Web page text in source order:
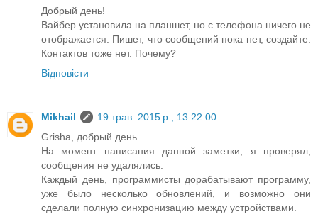
Добрый день!
Вайбер установила на планшет, но с телефона ничего не
отображается. Пишет, что сообщений пока нет, создайте.
Контактов тоже нет. Почему?
Відповісти
Mikhail
19 трав. 2015 р., 13:22:00
Grisha, добрый день.
На момент написания данной заметки, я проверял,
сообщения не удалялись.
Каждый день, программисты дорабатывают программу,
уже было несколько обновлений, и возможно они
сделали полную синхронизацию между устройствами.